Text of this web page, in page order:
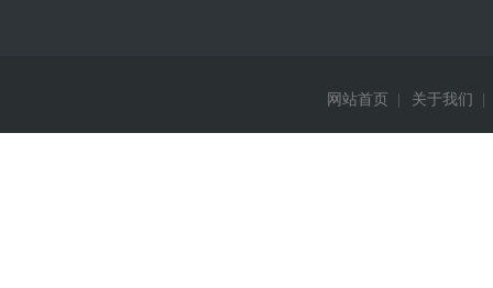
网站首页 关于我们